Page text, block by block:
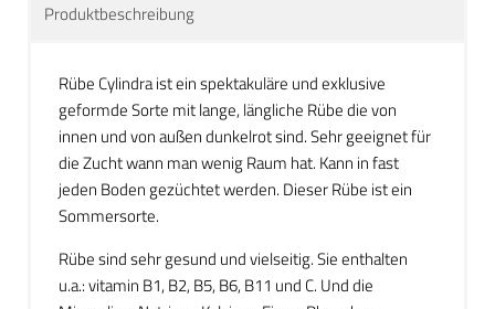
Produktbeschreibung
Rübe Cylindra ist ein spektakuläre und exklusive
geformde Sorte mit lange, längliche Rübe die von
innen und von außen dunkelrot sind. Sehr geeignet für
die Zucht wann man wenig Raum hat. Kann in fast
jeden Boden gezüchtet werden. Dieser Rübe ist ein
Sommersorte.
Rübe sind sehr gesund und vielseitig. Sie enthalten
u.a.: vitamin B1, B2, B5, B6, B11 und C. Und die